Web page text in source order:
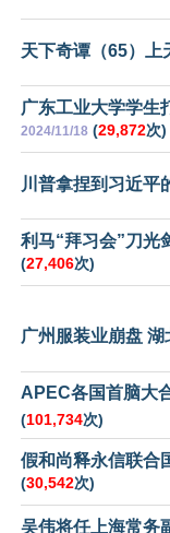
天下奇谭（65）上
广东工业大学学生
2024/11/18 (29,872次)
川普拿捏到习近平
利马“拜习会”刀光
(27,406次)
广州服装业崩盘 湖
APEC各国首脑大
(101,734次)
假和尚释永信联合
(30,542次)
吴伟将任上海常务